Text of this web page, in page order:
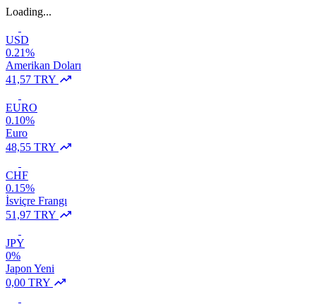
Loading...
USD
0.21%
Amerikan Doları
41,57 TRY
EURO
0.10%
Euro
48,55 TRY
CHF
0.15%
İsviçre Frangı
51,97 TRY
JPY
0%
Japon Yeni
0,00 TRY